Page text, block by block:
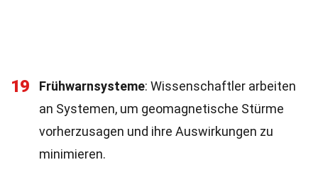
19 Frühwarnsysteme: Wissenschaftler arbeiten
an Systemen, um geomagnetische Stürme
vorherzusagen und ihre Auswirkungen zu
minimieren.